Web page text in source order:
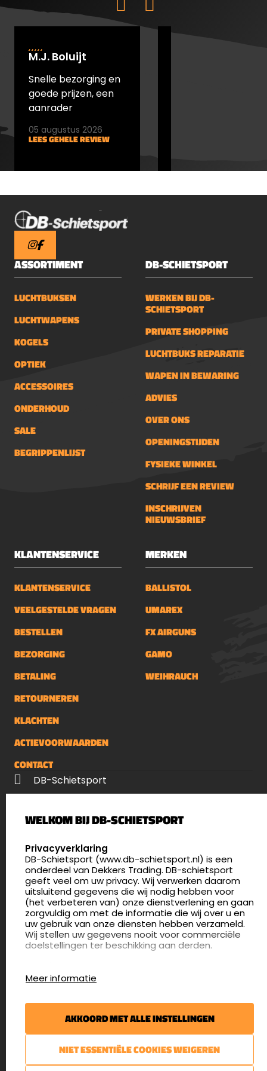
M.J. Boluijt
Snelle bezorging en
goede prijzen, een
aanrader
LEES GEHELE REVIEW
05 augustus 2026
ASSORTIMENT
LUCHTBUKSEN
LUCHTWAPENS
KOGELS
OPTIEK
ACCESSOIRES
ONDERHOUD
SALE
BEGRIPPENLIJST
DB-SCHIETSPORT
WERKEN BIJ DB-
SCHIETSPORT
PRIVATE SHOPPING
LUCHTBUKS REPARATIE
WAPEN IN BEWARING
ADVIES
OVER ONS
OPENINGSTIJDEN
FYSIEKE WINKEL
SCHRIJF EEN REVIEW
INSCHRIJVEN
NIEUWSBRIEF
KLANTENSERVICE
KLANTENSERVICE
VEELGESTELDE VRAGEN
BESTELLEN
BEZORGING
BETALING
RETOURNEREN
KLACHTEN
ACTIEVOORWAARDEN
CONTACT
MERKEN
BALLISTOL
UMAREX
FX AIRGUNS
GAMO
WEIHRAUCH
DB-Schietsport
5411 LX Zeeland
4.8
175 beoordelingen
info@db-schietsport.nl
Openingstijden
Dinsdag en donderdag: 13:00 - 17:00 én 18:00 - 21:00
uur
Afspraak maken
Nieuwsbrief
€5,- kortingsbon voor uw volgende bestelling.
Blijf op de hoogte van het laatste nieuws
WELKOM BIJ DB-SCHIETSPORT
SELECT LANGUAGE
Privacyverklaring
DB-Schietsport (www.db-schietsport.nl) is een
onderdeel van Dekkers Trading. DB-schietsport
geeft veel om uw privacy. Wij verwerken daarom
uitsluitend gegevens die wij nodig hebben voor
(het verbeteren van) onze dienstverlening en gaan
zorgvuldig om met de informatie die wij over u en
uw gebruik van onze diensten hebben verzameld.
Wij stellen uw gegevens nooit voor commerciële
doelstellingen ter beschikking aan derden.
website gebruiken en hoe effectief de Adwords-
advertenties van Dekkers trading bij Google
zoekresultaatpagina’s zijn. De aldus verkregen
informatie wordt, met inbegrip van het adres van
uw computer (IP-adres), overgebracht naar en
Meer informatie
AKKOORD MET ALLE INSTELLINGEN
NIET ESSENTIËLE COOKIES WEIGEREN